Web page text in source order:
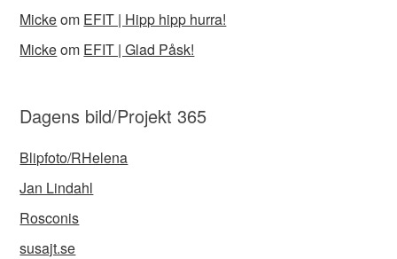
Mickeom EFIT | Hipp hipp hurra!
Mickeom EFIT | Glad Påsk!
Dagens bild/Projekt 365
Blipfoto/RHelena
Jan Lindahl
Rosconis
susajt.se